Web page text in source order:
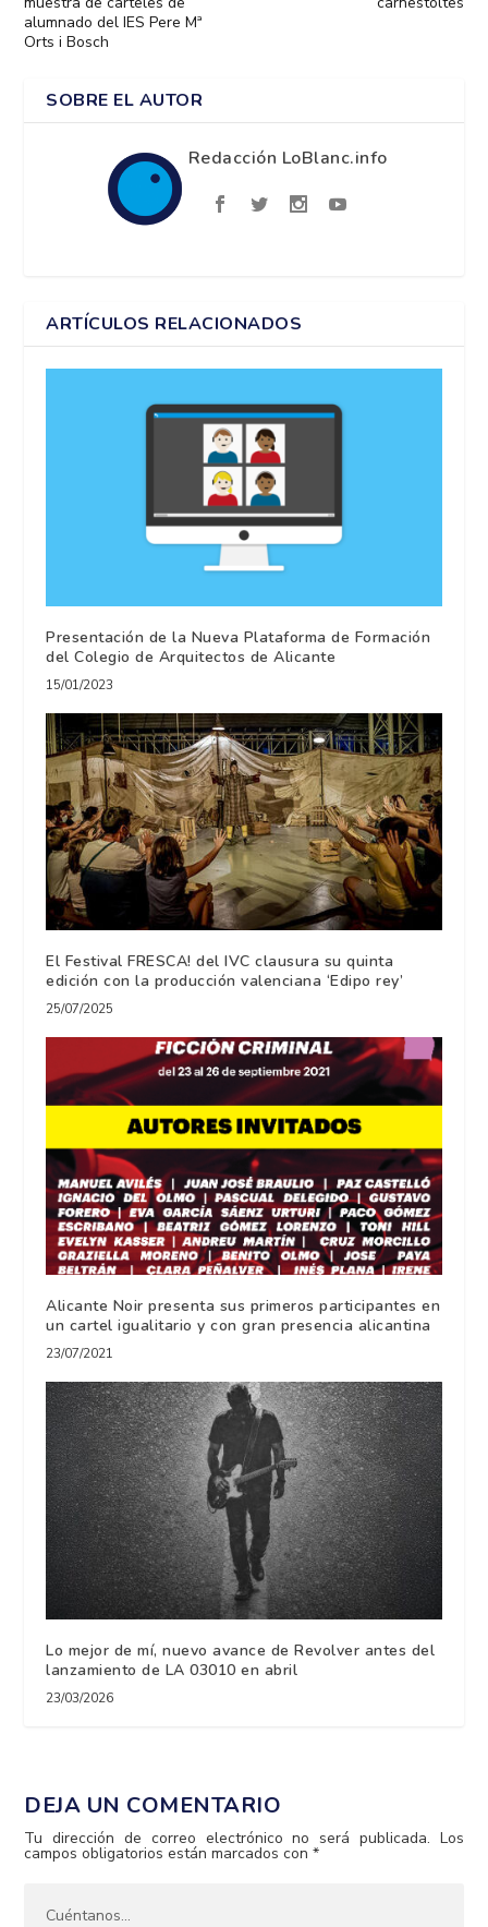
alumnado del IES Pere Mª
Orts i Bosch
SOBRE EL AUTOR
Redacción LoBlanc.info
ARTÍCULOS RELACIONADOS
Presentación de la Nueva Plataforma de Formación
del Colegio de Arquitectos de Alicante
15/01/2023
El Festival FRESCA! del IVC clausura su quinta
edición con la producción valenciana ‘Edipo rey’
25/07/2025
Alicante Noir presenta sus primeros participantes en
un cartel igualitario y con gran presencia alicantina
23/07/2021
Lo mejor de mí, nuevo avance de Revolver antes del
lanzamiento de LA 03010 en abril
23/03/2026
DEJA UN COMENTARIO
Tu dirección de correo electrónico no será publicada. Los
campos obligatorios están marcados con*